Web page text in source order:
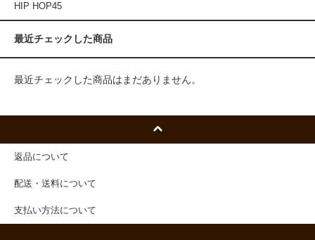
HIP HOP45
最近チェックした商品
最近チェックした商品はまだありません。
返品について
配送・送料について
支払い方法について